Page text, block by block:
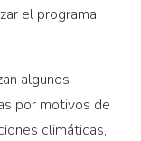
el programa
algunos
por motivos de
climáticas,